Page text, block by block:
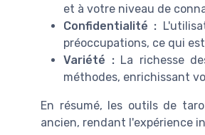
et à votre niveau de
Confidentialité :
préoccupations, ce qui
Variété :La richesse
méthodes, enrichissant
En résumé, les outils de
ancien, rendant l'expérience